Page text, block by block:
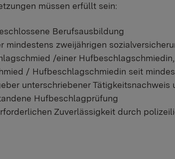
müssen erfüllt sein:
Berufsausbildung
mindestens zweijährigen
/einer
/ Hufbeschlagschmiedin seit
unterschriebener
Hufbeschlagprüfung
Zuverlässigkeit durch